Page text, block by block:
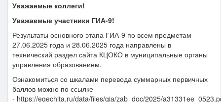
Уважаемые коллеги!
Уважаемые участники ГИА-9!
Результаты основного этапа ГИА-9 по всем предметам
27.06.2025 года и 28.06.2025 года направлены в
технический раздел сайта КЦОКО в муниципальные органы
управления образованием.
Ознакомиться со шкалами перевода суммарных первичных
баллов можно по ссылке
- https://egechita.ru/data/files/gia/zab_doc/2025/